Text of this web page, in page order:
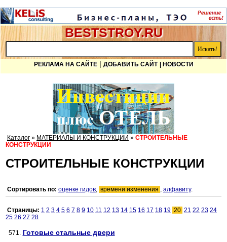
BESTSTROY.RU
РЕКЛАМА НА САЙТЕ| ДОБАВИТЬ САЙТ | НОВОСТИ
Каталог » МАТЕРИАЛЫ И КОНСТРУКЦИИ » СТРОИТЕЛЬНЫЕ
КОНСТРУКЦИИ
СТРОИТЕЛЬНЫЕ КОНСТРУКЦИИ
Сортировать по: оценке гидов, времени изменения , алфавиту.
Страницы: 1 2 3 4 5 6 7 8 9 10 11 12 13 14 15 16 17 18 19 20 21 22 23 24
25 26 27 28
571. Готовые стальные двери